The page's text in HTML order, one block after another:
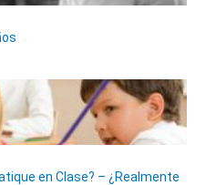
en Clase? – ¿Realmente